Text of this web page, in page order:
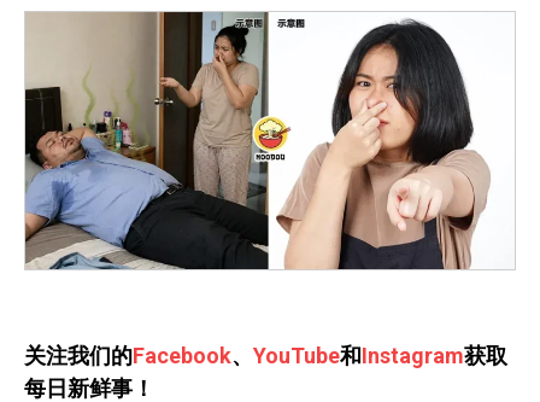
关注我们的Facebook、 YouTube和Instagram获取
每日新鲜事！